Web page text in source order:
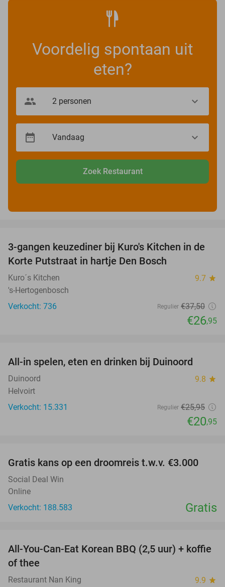
Voordelig spontaan uit
eten?
Zoek Restaurant
28%
3-gangen keuzediner bij Kuro's Kitchen in de
Korte Putstraat in hartje Den Bosch
Kuro´s Kitchen 9.7 star
's-Hertogenbosch
Verkocht: 736
Regulier €37,50
€26,95
All-in spelen, eten en drinken bij Duinoord
Duinoord 9.8 star
Helvoirt
Verkocht: 15.331
Regulier €25,95
€20,95
Gratis kans op een droomreis t.w.v. €3.000
Social Deal Win
Online
Verkocht: 188.583
Gratis
26%
All-You-Can-Eat Korean BBQ (2,5 uur) + koffie
of thee
Restaurant Nan King 9.9 star